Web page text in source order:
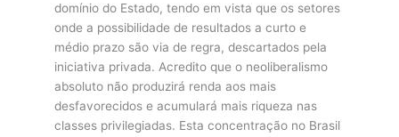
domínio do Estado, tendo em vista que os setores
onde a possibilidade de resultados a curto e
médio prazo são via de regra, descartados pela
iniciativa privada. Acredito que o neoliberalismo
absoluto não produzirá renda aos mais
desfavorecidos e acumulará mais riqueza nas
classes privilegiadas. Esta concentração no Brasil